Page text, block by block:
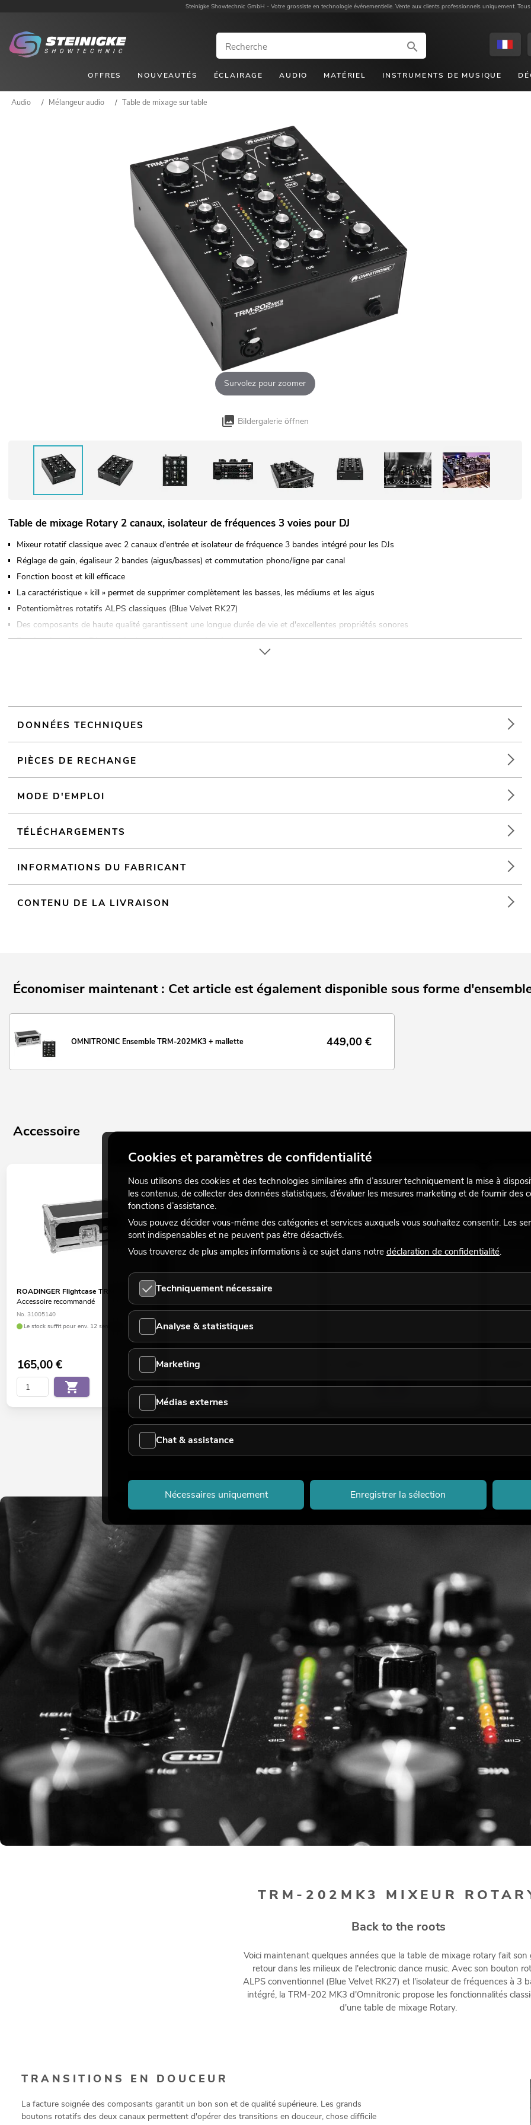
Steinigke Showtechnic GmbH - Votre grossiste en technologie événementielle. Vente aux clients professionnels uniquement.
OFFRES NOUVEAUTÉS ÉCLAIRAGE AUDIO MATÉRIEL INSTRUMENTS DE MUSIQUE
Audio / Mélangeur audio / Table de mixage sur table
Survolez pour zoomer
Bildergalerie öffnen
Table de mixage Rotary 2 canaux, isolateur de fréquences 3 voies pour DJ
Mixeur rotatif classique avec 2 canaux d'entrée et isolateur de fréquence 3 bandes intégré pour les DJs
Réglage de gain, égaliseur 2 bandes (aigus/basses) et commutation phono/ligne par canal
Fonction boost et kill efficace
La caractéristique « kill » permet de supprimer complètement les basses, les médiums et les aigus
Potentiomètres rotatifs ALPS classiques (Blue Velvet RK27)
Des composants de haute qualité garantissent une longue durée de vie et d'excellentes propriétés sonores
Entrée microphone DJ avec régulateur de volume séparé
Pré-écoute des canaux d'entrée et du master-sum via une sortie casque réglable, avec fonction cue-mix/split
Sorties : Master et Booth (XLR/RCA G/D), Record (RCA G/D)
Boîtier du pupitre
DONNÉES TECHNIQUES
PIÈCES DE RECHANGE
MODE D'EMPLOI
TÉLÉCHARGEMENTS
INFORMATIONS DU FABRICANT
CONTENU DE LA LIVRAISON
Économiser maintenant : Cet article est également disponible sous forme
OMNITRONIC Ensemble TRM-202MK3 + mallette 449,00 €
Accessoire
ROADINGER Flightcase TRM-202 MK3
Accessoire recommandé
No. 31005140
Le stock suffit pour env. 12 semaines.
165,00€
SOMMER CABLE Câble RCA 2 x 2 1 m
de nombreuses versions sont disponibles
No. 30307392
52,90
TRM-202MK3 MIXEUR
Back to the roots
Voici maintenant quelques années que la table de mixage rotary fait son
retour dans les milieux de l'electronic dance music. Avec son bouton
ALPS conventionnel (Blue Velvet RK27) et l'isolateur de fréquences à 3
intégré, la TRM-202 MK3 d'Omnitronic propose les fonctionnalités
d'une table de mixage Rotary.
TRANSITIONS EN DOUCEUR
La facture soignée des composants garantit un bon son et de qualité supérieure. Les grands
boutons rotatifs des deux canaux permettent d'opérer des transitions en douceur, chose difficile
Cookies et paramètres de confidentialité
Nous utilisons des cookies et des technologies similaires afin d’assurer techniquement la mise à
les contenus, de collecter des données statistiques, d’évaluer les mesures marketing et de fournir des
fonctions d’assistance.
Vous pouvez décider vous-même des catégories et services auxquels vous souhaitez consentir. Les
sont indispensables et ne peuvent pas être désactivés.
Vous trouverez de plus amples informations à ce sujet dans notre déclaration de confidentialité.
Techniquement nécessaire
Analyse & statistiques
Marketing
Médias externes
Chat & assistance
Nécessaires uniquement Enregistrer la sélection